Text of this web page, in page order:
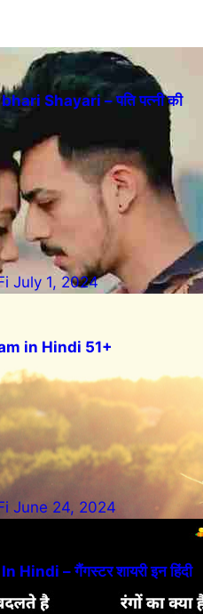
Shayari – पति पत्नी की
July 1, 2024
in Hindi 51+
June 24, 2024
– गैंगस्टर शायरी इन हिंदी